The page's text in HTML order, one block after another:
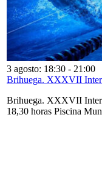
3 agosto: 18:30 - 21:00
Brihuega. XXXVII
Brihuega. XXXVII
18,30 horas Piscina